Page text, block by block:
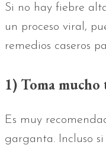
Si no hay fiebre
un proceso viral,
remedios caseros
1) Toma mucho
Es muy
garganta. Incluso